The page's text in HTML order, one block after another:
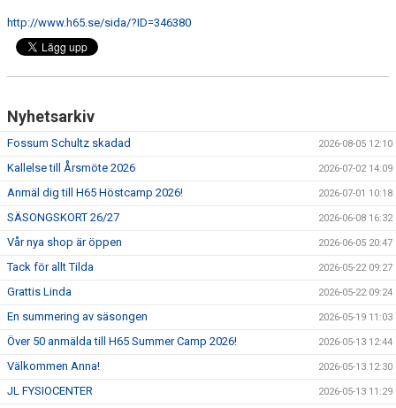
IDROTTSFÖRSÄKRINGAR
http://www.h65.se/sida/?ID=346380
Nyhetsarkiv
Fossum Schultz skadad 2026-08-05 12:10
Kallelse till Årsmöte 2026 2026-07-02 14:09
Anmäl dig till H65 Höstcamp 2026! 2026-07-01 10:18
SÄSONGSKORT 26/27 2026-06-08 16:32
Vår nya shop är öppen 2026-06-05 20:47
Tack för allt Tilda 2026-05-22 09:27
Grattis Linda 2026-05-22 09:24
En summering av säsongen 2026-05-19 11:03
Över 50 anmälda till H65 Summer Camp 2026! 2026-05-13 12:44
Välkommen Anna! 2026-05-13 12:30
JL FYSIOCENTER 2026-05-13 11:29